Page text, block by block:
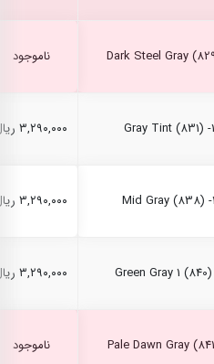
ناموجود
۳,۲۹۰,۰۰۰ ریال
۳,۲۹۰,۰۰۰ ریال
۳,۲۹۰,۰۰۰ ریال
ناموجود